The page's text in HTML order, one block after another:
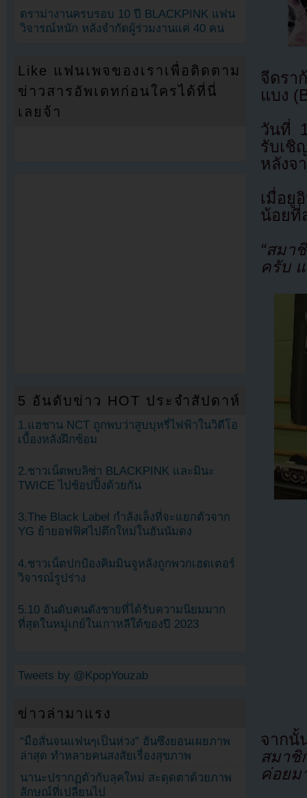
จีดรา
แบง
วันที่
รับเชิ
หลังจ
เมื่อยู
น้อยที่
“สมา
ครับ
จาก
สมาชิ
ค่อยม
ดราม่างานครบรอบ 10 ปี BLACKPINK แฟน
วิจารณ์หนัก หลังจำกัดผู้ร่วมงานแค่ 40 คน
Like แฟนเพจของเราเพื่อติดตาม
ข่าวสารอัพเดทก่อนใครได้ที่นี่
เลยจ้า
5 อันดับข่าว HOT ประจำสัปดาห์
1.แฮชาน NCT ถูกพบว่าสูบบุหรี่ไฟฟ้าในวิดีโอ
เบื้องหลังฝึกซ้อม
2.ชาวเน็ตพบลิซ่า BLACKPINK และมินะ
TWICE ไปช้อปปิ้งด้วยกัน
3.The Black Label กำลังเล็งที่จะแยกตัวจาก
YG ย้ายอฟฟิศไปตึกใหม่ในฮันนัมดง
4.ชาวเน็ตปกป้องคิมมินจูหลังถูกพวกเฮดเตอร์
วิจารณ์รูปร่าง
5.10 อันดับคนดังชายที่ได้รับความนิยมมาก
ที่สุดในหมู่เกย์ในเกาหลีใต้ของปี 2023
Tweets by @KpopYouzab
ข่าวล่ามาแรง
“มือสั่นจนแฟนๆเป็นห่วง” ฮันซึงยอนเผยภาพ
ล่าสุด ทำหลายคนสงสัยเรื่องสุขภาพ
นานะปรากฏตัวกับลุคใหม่ สะดุดตาด้วยภาพ
ลักษณ์ที่เปลี่ยนไป